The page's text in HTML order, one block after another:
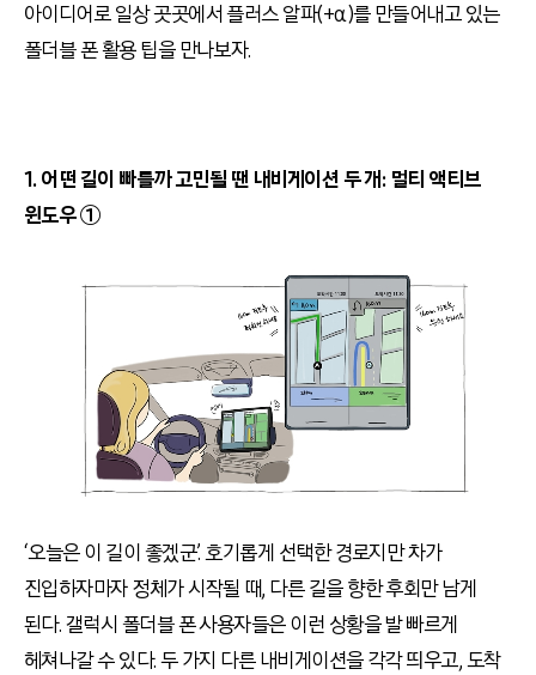
아이디어로 일상 곳곳에서 플러스 알파(+α)를 만들어내고 있는
폴더블 폰 활용 팁을 만나보자.
1. 어떤 길이 빠를까 고민될 땐 내비게이션 두 개: 멀티 액티브
윈도우 ①
‘오늘은 이 길이 좋겠군’. 호기롭게 선택한 경로지만 차가
진입하자마자 정체가 시작될 때, 다른 길을 향한 후회만 남게
된다. 갤럭시 폴더블 폰 사용자들은 이런 상황을 발 빠르게
헤쳐나갈 수 있다. 두 가지 다른 내비게이션을 각각 띄우고, 도착